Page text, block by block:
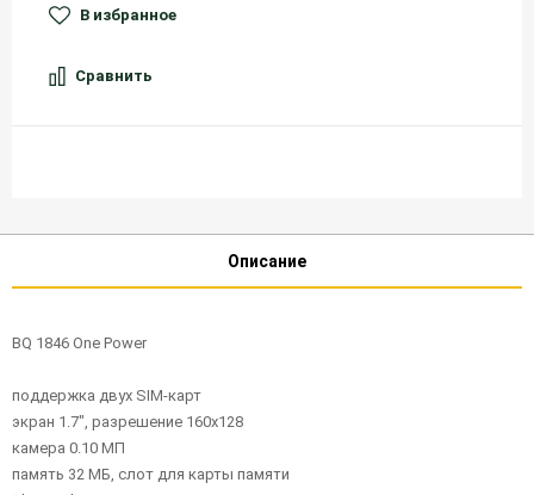
В избранное
Сравнить
Описание
BQ 1846 One Power
поддержка двух SIM-карт
экран 1.7", разрешение 160x128
камера 0.10 МП
память 32 МБ, слот для карты памяти